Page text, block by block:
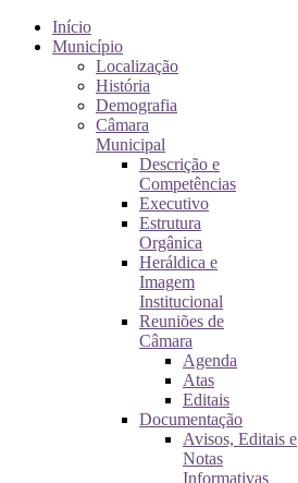
Início
Município
Localização
História
Demografia
Câmara
Municipal
Descrição e
Competências
Executivo
Estrutura
Orgânica
Heráldica e
Imagem
Institucional
Reuniões de
Câmara
Agenda
Atas
Editais
Documentação
Avisos, Editais e
Notas
Informativas